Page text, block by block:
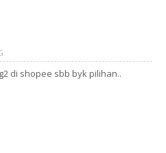
di shopee sbb byk pilihan..